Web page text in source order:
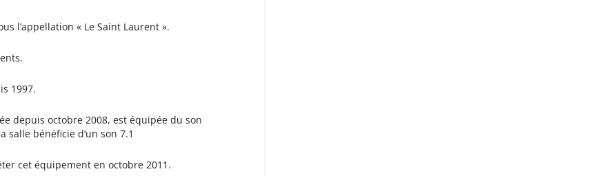
l’appellation « Le Saint Laurent ».
1997.
depuis octobre 2008, est équipée du son
salle bénéficie d’un son 7.1
cet équipement en octobre 2011.